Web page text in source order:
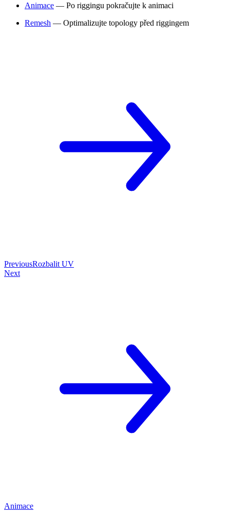
Animace — Po riggingu pokračujte k animaci
Remesh — Optimalizujte topology před riggingem
PreviousRozbalit UV
Next
Animace